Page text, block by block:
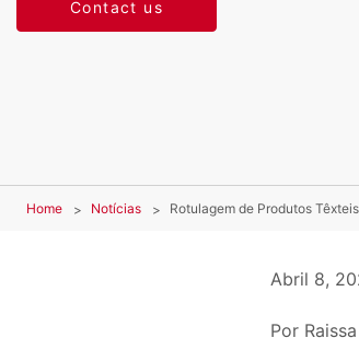
Contact us
Home Notícias Rotulagem de Produtos
Abril 8,
Por